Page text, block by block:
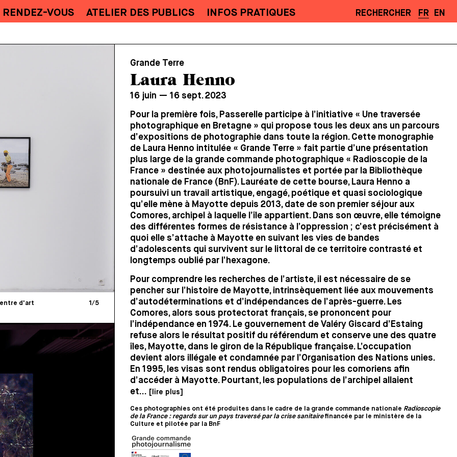
RENDEZ-VOUS ATELIER DES PUBLICS INFOS PRATIQUES RECHERCHER FR EN
d'art
1/5
Grande Terre
Laura Henno
16 juin — 16 sept. 2023
Pour la première fois, Passerelle participe à l’initiative « Une traversée
photographique en Bretagne » qui propose tous les deux ans un parcours
d’expositions de photographie dans toute la région. Cette monographie
de Laura Henno intitulée « Grande Terre » fait partie d’une présentation
plus large de la grande commande photographique « Radioscopie de la
France » destinée aux photojournalistes et portée par la Bibliothèque
nationale de France (BnF). Lauréate de cette bourse, Laura Henno a
poursuivi un travail artistique, engagé, poétique et quasi sociologique
qu’elle mène à Mayotte depuis 2013, date de son premier séjour aux
Comores, archipel à laquelle l’île appartient. Dans son œuvre, elle témoigne
des différentes formes de résistance à l’oppression ; c’est précisément à
quoi elle s’attache à Mayotte en suivant les vies de bandes
d’adolescents qui survivent sur le littoral de ce territoire contrasté et
longtemps oublié par l’hexagone.
Pour comprendre les recherches de l’artiste, il est nécessaire de se
pencher sur l’histoire de Mayotte, intrinsèquement liée aux mouvements
d’autodéterminations et d’indépendances de l’après-guerre. Les
Comores, alors sous protectorat français, se prononcent pour
l’indépendance en 1974. Le gouvernement de Valéry Giscard d’Estaing
refuse alors le résultat positif du référendum et conserve une des quatre
îles, Mayotte, dans le giron de la République française. L’occupation
devient alors illégale et condamnée par l’Organisation des Nations unies.
En 1995, les visas sont rendus obligatoires pour les comoriens afin
d’accéder à Mayotte. Pourtant, les populations de l’archipel allaient
et...
[lire plus]
Ces photographies ont été produites dans le cadre de la grande commande nationale Radioscopie
de la France : regards sur un pays traversé par la crise sanitairefinancée par le ministère de la
Culture et pilotée par la BnF